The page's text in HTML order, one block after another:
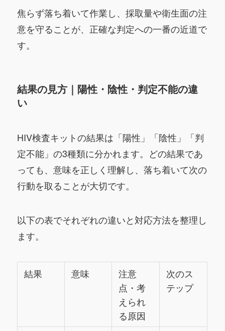
焦らず落ち着いて作業し、採取量や衛生面の注
意を守ることが、正確な判定への一番の近道で
す。
結果の見方｜陽性・陰性・判定不能の違
い
HIV検査キットの結果は「陽性」「陰性」「判
定不能」の3種類に分かれます。どの結果であ
っても、意味を正しく理解し、落ち着いて次の
行動を取ることが大切です。
以下の表でそれぞれの違いと対応方法を整理し
ます。
結果 意味
注意
点・考
えられ
る原因
次のス
テップ